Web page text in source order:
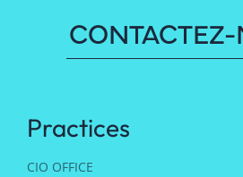
Practices
CIO OFFICE